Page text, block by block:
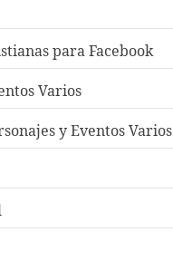
para Facebook
Varios
y Eventos Varios